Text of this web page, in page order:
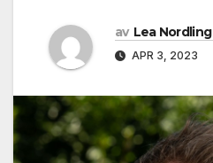
av Lea Nordling
APR 3, 2023